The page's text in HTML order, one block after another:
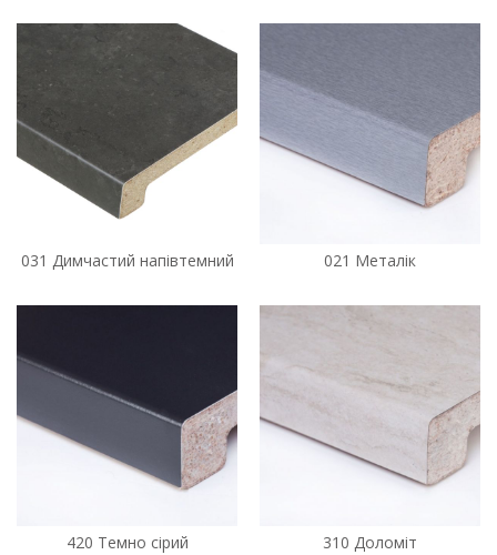
031 Димчастий напівтемний 021 Металік
420 Темно сірий 310 Доломіт